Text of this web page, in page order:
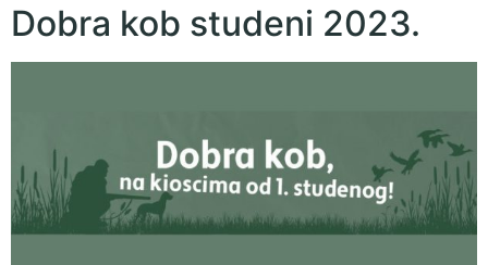
Dobra kob studeni 2023.